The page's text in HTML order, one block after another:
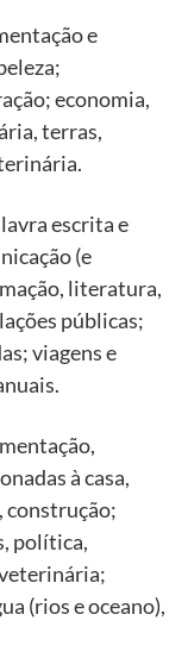
e
economia,
terras,
escrita e
(e
literatura,
públicas;
viagens e
à casa,
construção;
política,
(rios e oceano),